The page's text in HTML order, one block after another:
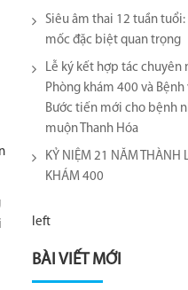
Siêu âm thai 12 tuần
mốc đặc biệt quan trọng
Lễ ký kết hợp tác chuyên
Phòng khám 400 và
Bước tiến mới cho bệnh
muộn Thanh Hóa
KỶ NIỆM 21 NĂM THÀNH
KHÁM 400
left
BÀI VIẾT MỚI